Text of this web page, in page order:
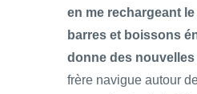
en me rechargeant
barres et boissons
donne des
frère navigue autour